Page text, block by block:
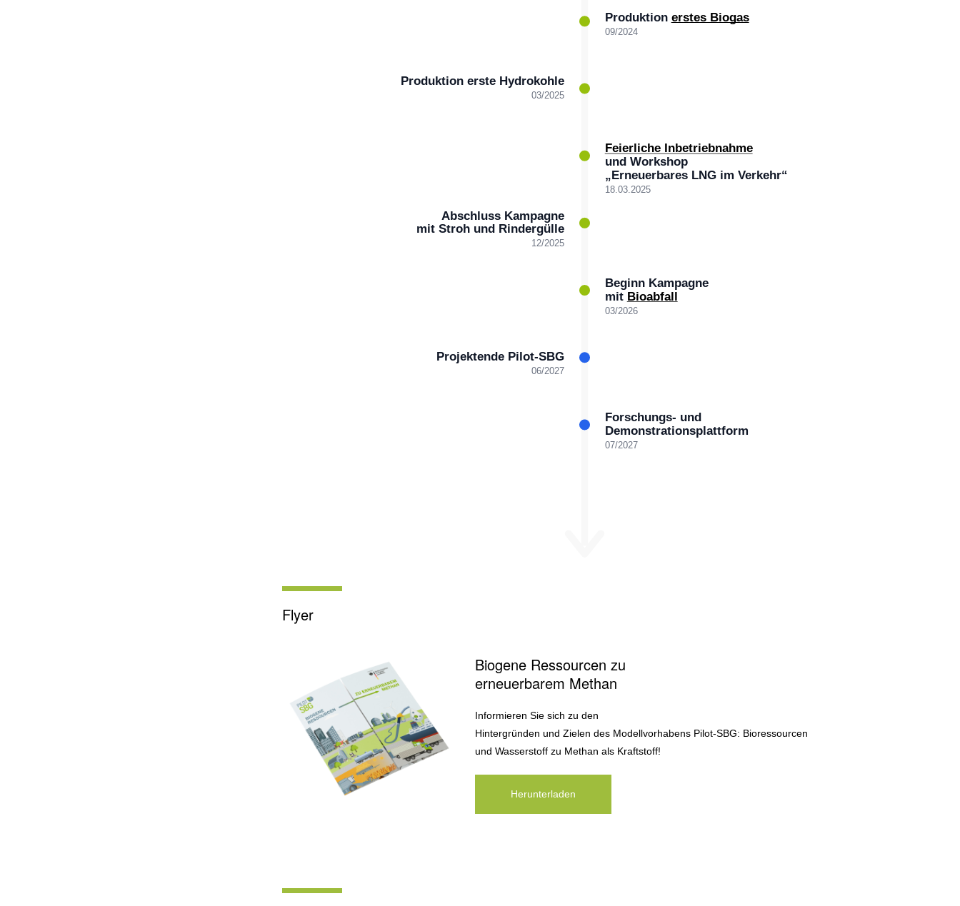
Produktion erstes Biogas
09/2024
Produktion erste Hydrokohle
03/2025
Feierliche Inbetriebnahme
und Workshop
„Erneuerbares LNG im Verkehr“
18.03.2025
Abschluss Kampagne
mit Stroh und Rindergülle
12/2025
Beginn Kampagne
mit Bioabfall
03/2026
Projektende Pilot-SBG
06/2027
Forschungs- und
Demonstrationsplattform
07/2027
Flyer
Biogene Ressourcen zu
erneuerbarem Methan
Informieren Sie sich zu den
Hintergründen und Zielen des Modellvorhabens Pilot-SBG: Bioressourcen
und Wasserstoff zu Methan als Kraftstoff!
Herunterladen